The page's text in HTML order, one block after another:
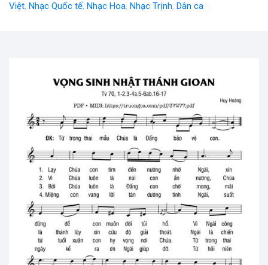
Việt, Nhạc Quốc tế, Nhạc Hoa, Nhạc Trịnh, Dân ca